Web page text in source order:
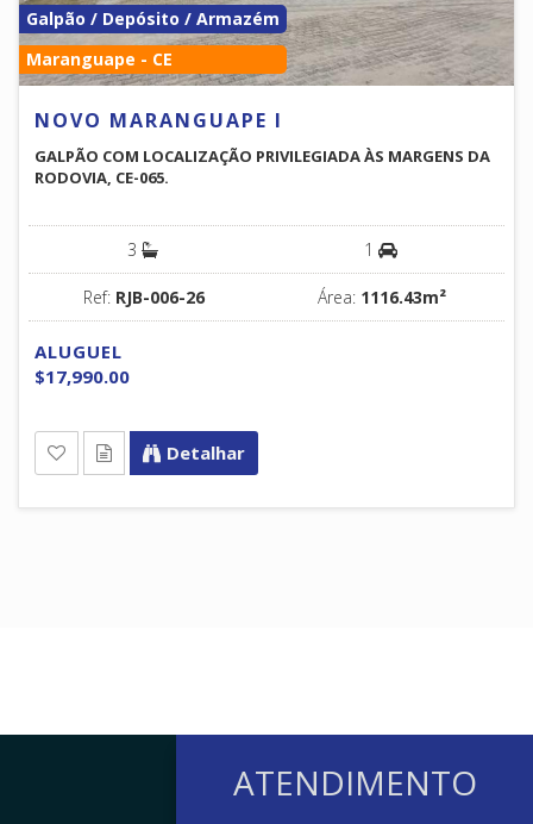
Galpão / Depósito / Armazém
Maranguape - CE
NOVO MARANGUAPE I
GALPÃO COM LOCALIZAÇÃO PRIVILEGIADA ÀS MARGENS DA
RODOVIA, CE-065.
3 1
Ref: RJB-006-26 Área: 1116.43m²
ALUGUEL
$17,990.00
Detalhar
ATENDIMENTO